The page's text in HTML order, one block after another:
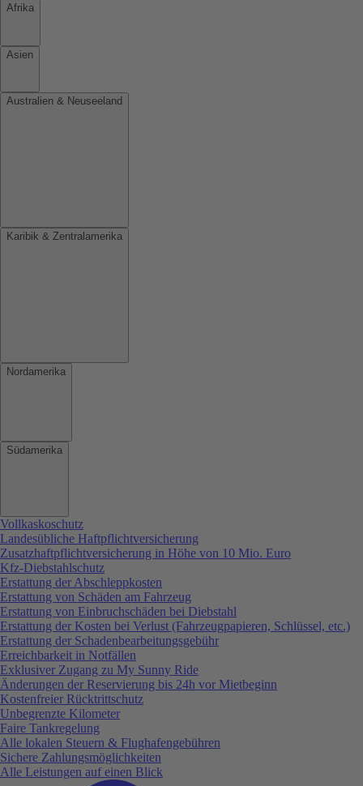
Afrika
Asien
Australien & Neuseeland
Karibik & Zentralamerika
Nordamerika
Südamerika
Vollkaskoschutz
Landesübliche Haftpflichtversicherung
Zusatzhaftpflichtversicherung in Höhe von 10 Mio. Euro
Kfz-Diebstahlschutz
Erstattung der Abschleppkosten
Erstattung von Schäden am Fahrzeug
Erstattung von Einbruchschäden bei Diebstahl
Erstattung der Kosten bei Verlust (Fahrzeugpapieren, Schlüssel, etc.)
Erstattung der Schadenbearbeitungsgebühr
Erreichbarkeit in Notfällen
Exklusiver Zugang zu My Sunny Ride
Änderungen der Reservierung bis 24h vor Mietbeginn
Kostenfreier Rücktrittschutz
Unbegrenzte Kilometer
Faire Tankregelung
Alle lokalen Steuern & Flughafengebühren
Sichere Zahlungsmöglichkeiten
Alle Leistungen auf einen Blick